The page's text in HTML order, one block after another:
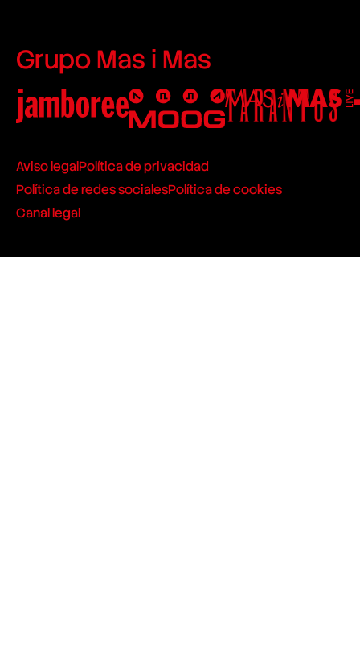
Grupo Mas i Mas
Aviso legalPolítica de privacidad
Política de redes socialesPolítica de cookies
Canal legal